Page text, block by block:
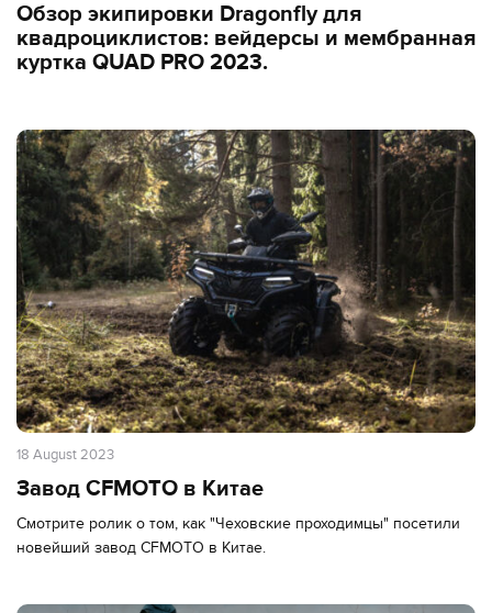
Обзор экипировки Dragonfly для
квадроциклистов: вейдерсы и мембранная
куртка QUAD PRO 2023.
18 August 2023
Завод CFMOTO в Китае
Смотрите ролик о том, как "Чеховские проходимцы" посетили
новейший завод CFMOTO в Китае.